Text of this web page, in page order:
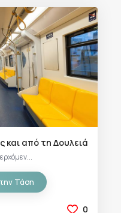
και από τη Δουλειά
Τάση
0